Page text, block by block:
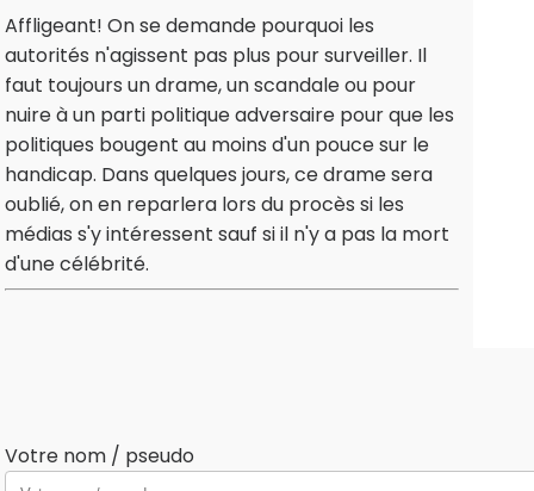
Affligeant! On se demande pourquoi les
autorités n'agissent pas plus pour surveiller. Il
faut toujours un drame, un scandale ou pour
nuire à un parti politique adversaire pour que les
politiques bougent au moins d'un pouce sur le
handicap. Dans quelques jours, ce drame sera
oublié, on en reparlera lors du procès si les
médias s'y intéressent sauf si il n'y a pas la mort
d'une célébrité.
Votre nom / pseudo